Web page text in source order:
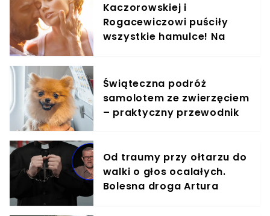
Kaczorowskiej i
Rogacewiczowi puściły
wszystkie hamulce! Na
Świąteczna podróż
samolotem ze zwierzęciem
– praktyczny przewodnik
Od traumy przy ołtarzu do
walki o głos ocalałych.
Bolesna droga Artura